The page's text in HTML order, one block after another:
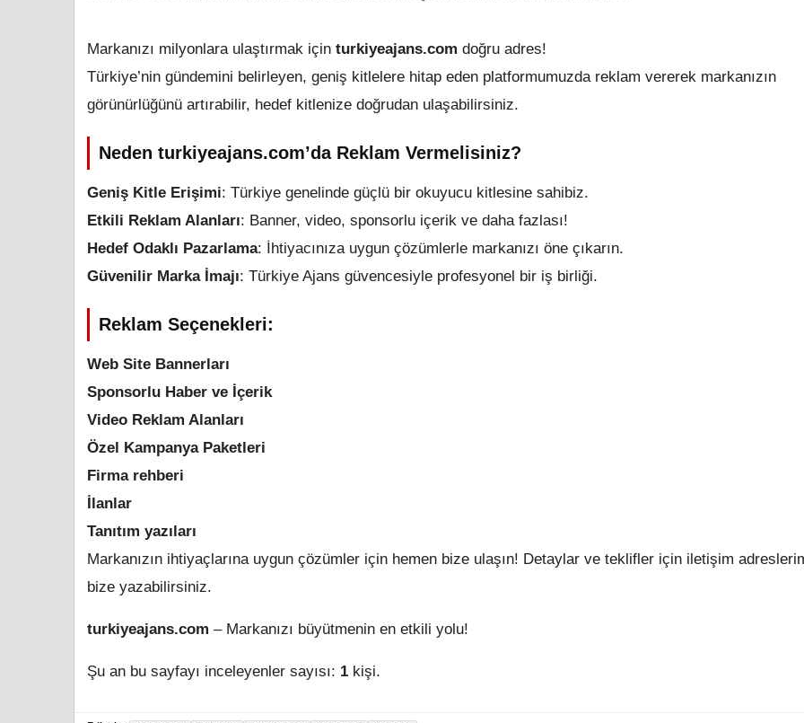
Markanızı milyonlara ulaştırmak için turkiyeajans.com doğru adres!
Türkiye’nin gündemini belirleyen, geniş kitlelere hitap eden platformumuzda reklam vererek markanızın
görünürlüğünü artırabilir, hedef kitlenize doğrudan ulaşabilirsiniz.
Neden turkiyeajans.com’da Reklam Vermelisiniz?
Geniş Kitle Erişimi: Türkiye genelinde güçlü bir okuyucu kitlesine sahibiz.
Etkili Reklam Alanları: Banner, video, sponsorlu içerik ve daha fazlası!
Hedef Odaklı Pazarlama: İhtiyacınıza uygun çözümlerle markanızı öne çıkarın.
Güvenilir Marka İmajı: Türkiye Ajans güvencesiyle profesyonel bir iş birliği.
Reklam Seçenekleri:
Web Site Bannerları
Sponsorlu Haber ve İçerik
Video Reklam Alanları
Özel Kampanya Paketleri
Firma rehberi
İlanlar
Tanıtım yazıları
Markanızın ihtiyaçlarına uygun çözümler için hemen bize ulaşın! Detaylar ve teklifler için iletişim
bize yazabilirsiniz.
turkiyeajans.com – Markanızı büyütmenin en etkili yolu!
Şu an bu sayfayı inceleyenler sayısı: 1 kişi.